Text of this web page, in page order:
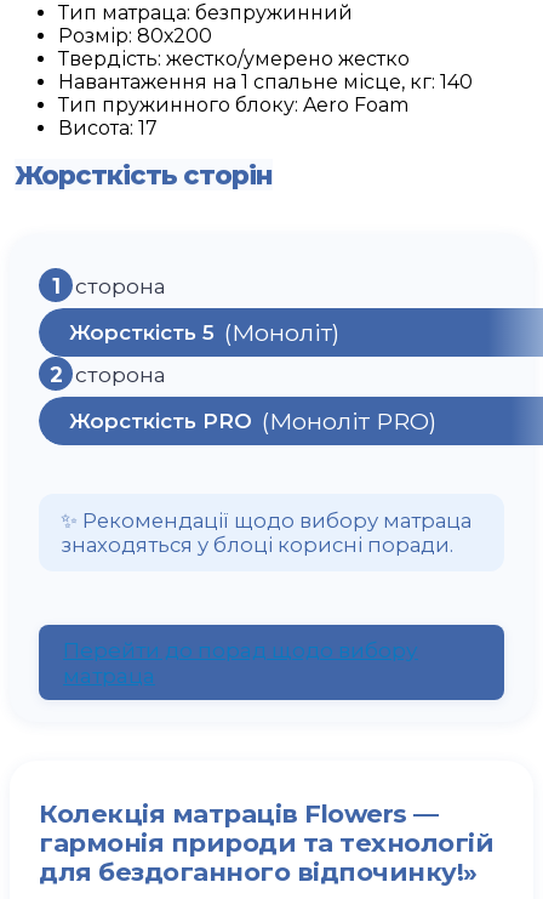
Тип матраца: безпружинний
Розмір: 80х200
Твердість: жестко/умерено жестко
Навантаження на 1 спальне місце, кг: 140
Тип пружинного блоку: Aero Foam
Висота: 17
Жорсткість сторін
1 сторона
Жорсткість 5 (Моноліт)
2 сторона
Жорсткість PRO (Моноліт PRO)
✨ Рекомендації щодо вибору матраца
знаходяться у блоці корисні поради.
Перейти до порад щодо вибору
матраца
Колекція матраців Flowers —
гармонія природи та технологій
для бездоганного відпочинку!»